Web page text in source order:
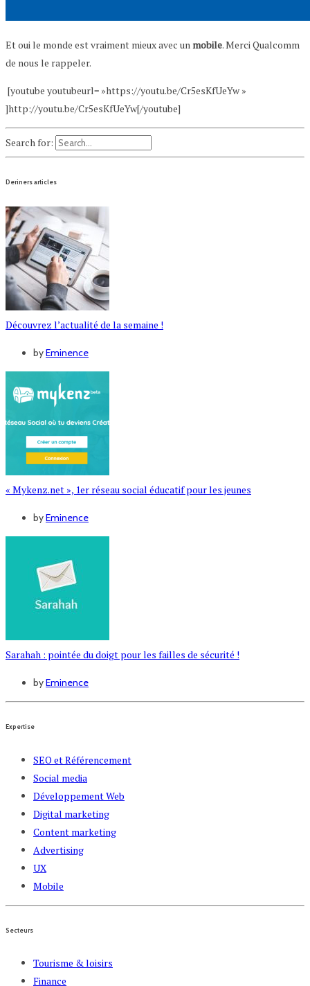
Et oui le monde est vraiment mieux avec unmobile. Merci Qualcomm
de nous le rappeler.
[youtube youtubeurl= »https://youtu.be/Cr5esKfUeYw »
]http://youtu.be/Cr5esKfUeYw[/youtube]
Search for:
Deriners articles
Découvrez l’actualité de la semaine !
byEminence
« Mykenz.net », 1er réseau social éducatif pour les jeunes
byEminence
Sarahah : pointée du doigt pour les failles de sécurité !
byEminence
Expertise
SEO et Référencement
Social media
Développement Web
Digital marketing
Content marketing
Advertising
UX
Mobile
Secteurs
Tourisme & loisirs
Finance